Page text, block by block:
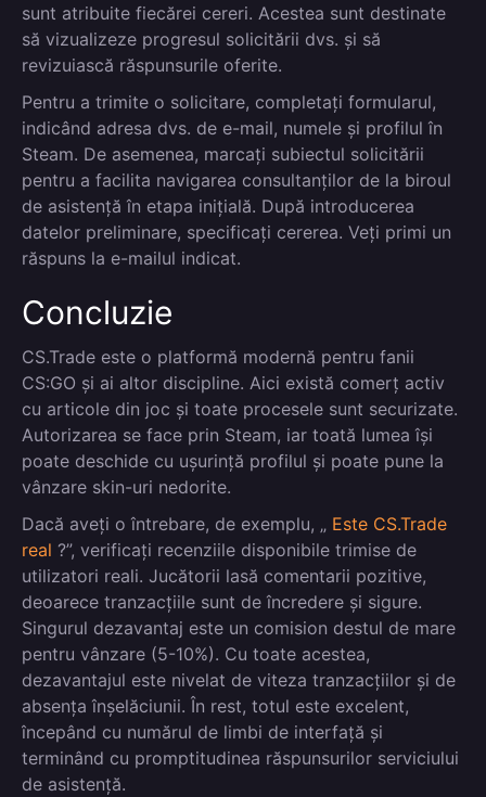
sunt atribuite fiecărei cereri. Acestea sunt destinate
să vizualizeze progresul solicitării dvs. și să
revizuiască răspunsurile oferite.
Pentru a trimite o solicitare, completați formularul,
indicând adresa dvs. de e-mail, numele și profilul în
Steam. De asemenea, marcați subiectul solicitării
pentru a facilita navigarea consultanților de la biroul
de asistență în etapa inițială. După introducerea
datelor preliminare, specificați cererea. Veți primi un
răspuns la e-mailul indicat.
Concluzie
CS.Trade este o platformă modernă pentru fanii
CS:GO și ai altor discipline. Aici există comerț activ
cu articole din joc și toate procesele sunt securizate.
Autorizarea se face prin Steam, iar toată lumea își
poate deschide cu ușurință profilul și poate pune la
vânzare skin-uri nedorite.
Dacă aveți o întrebare, de exemplu, „ Este CS.Trade
real ?”, verificați recenziile disponibile trimise de
utilizatori reali. Jucătorii lasă comentarii pozitive,
deoarece tranzacțiile sunt de încredere și sigure.
Singurul dezavantaj este un comision destul de mare
pentru vânzare (5-10%). Cu toate acestea,
dezavantajul este nivelat de viteza tranzacțiilor și de
absența înșelăciunii. În rest, totul este excelent,
începând cu numărul de limbi de interfață și
terminând cu promptitudinea răspunsurilor serviciului
de asistență.